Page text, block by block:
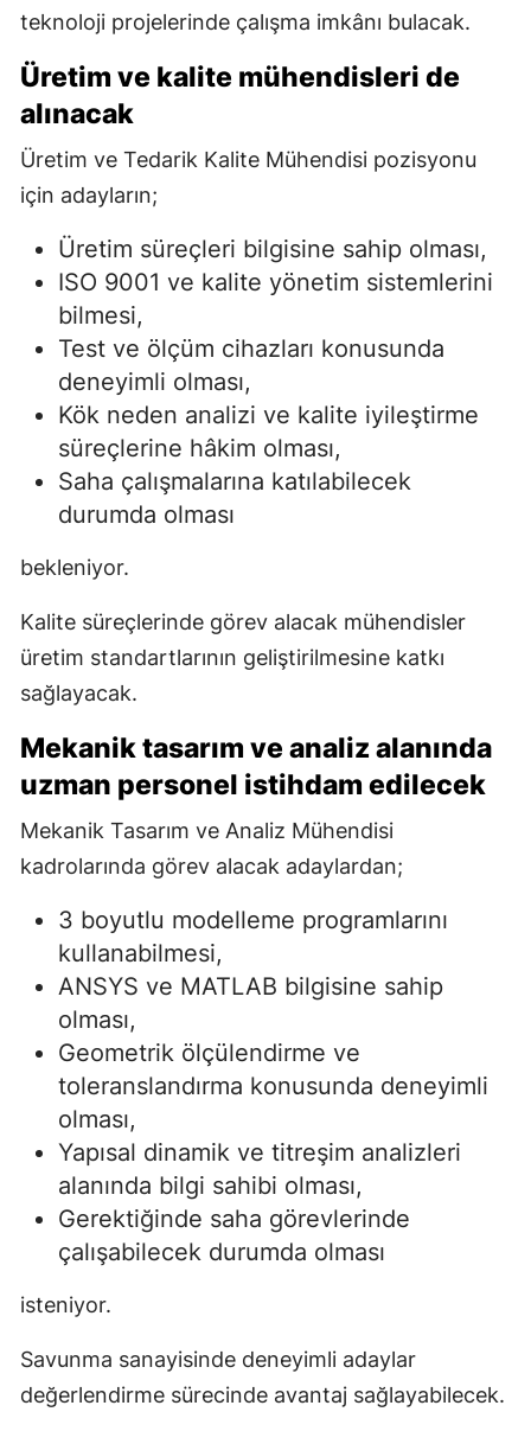
teknoloji projelerinde çalışma imkânı bulacak.
Üretim ve kalite mühendisleri de
alınacak
Üretim ve Tedarik Kalite Mühendisi pozisyonu
için adayların;
Üretim süreçleri bilgisine sahip olması,
ISO 9001 ve kalite yönetim sistemlerini
bilmesi,
Test ve ölçüm cihazları konusunda
deneyimli olması,
Kök neden analizi ve kalite iyileştirme
süreçlerine hâkim olması,
Saha çalışmalarına katılabilecek
durumda olması
bekleniyor.
Kalite süreçlerinde görev alacak mühendisler
üretim standartlarının geliştirilmesine katkı
sağlayacak.
Mekanik tasarım ve analiz alanında
uzman personel istihdam edilecek
Mekanik Tasarım ve Analiz Mühendisi
kadrolarında görev alacak adaylardan;
3 boyutlu modelleme programlarını
kullanabilmesi,
ANSYS ve MATLAB bilgisine sahip
olması,
Geometrik ölçülendirme ve
toleranslandırma konusunda deneyimli
olması,
Yapısal dinamik ve titreşim analizleri
alanında bilgi sahibi olması,
Gerektiğinde saha görevlerinde
çalışabilecek durumda olması
isteniyor.
Savunma sanayisinde deneyimli adaylar
değerlendirme sürecinde avantaj sağlayabilecek.